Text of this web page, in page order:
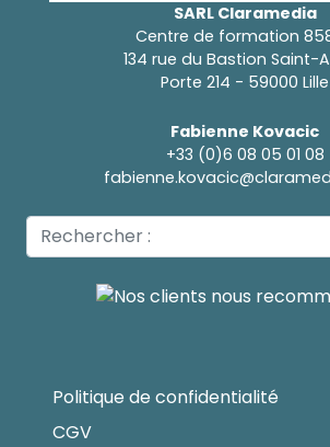
SARL Claramedia
Centre de formation
134 rue du Bastion Saint-
Porte 214 - 59000 Lille
Fabienne Kovacic
+33 (0)6 08 05 01 08
Politique de confidentialité
CGV